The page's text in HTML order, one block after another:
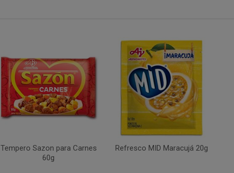
Tempero Sazon para Carnes
60g
Refresco MID Maracujá 20g